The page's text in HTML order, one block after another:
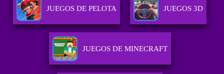
JUEGOS DE PELOTA JUEGOS 3D
JUEGOS DE MINECRAFT